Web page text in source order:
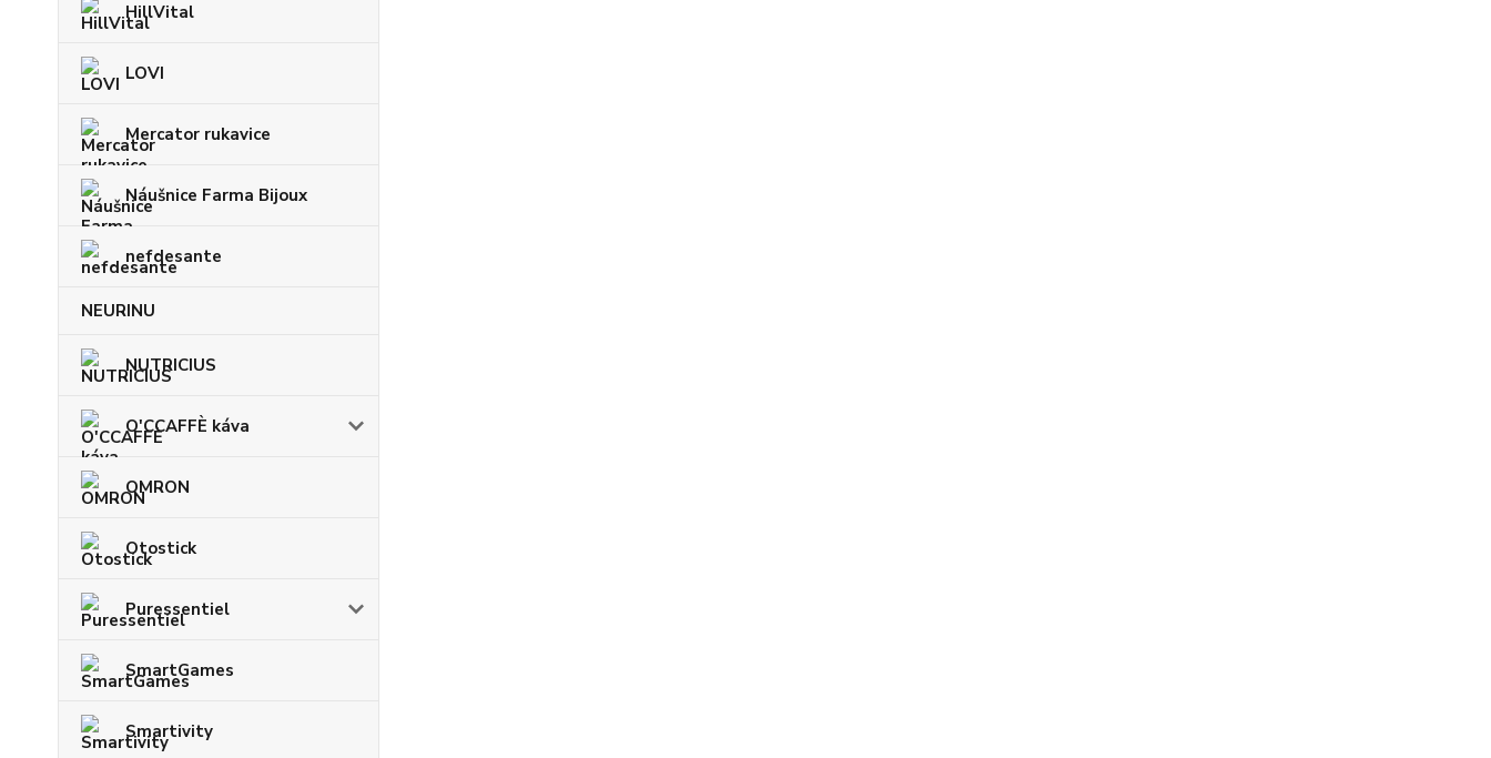
HillVital
LOVI
Mercator rukavice
Náušnice Farma Bijoux
nefdesante
NEURINU
NUTRICIUS
O'CCAFFÈ káva
OMRON
Otostick
Puressentiel
SmartGames
Smartivity